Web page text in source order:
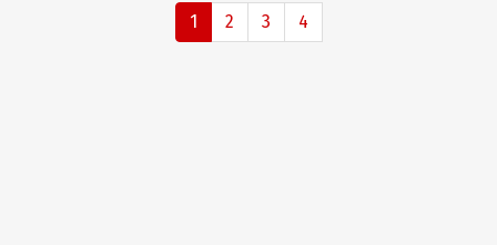
1 2 3 4